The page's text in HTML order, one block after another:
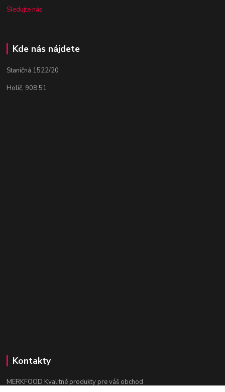
Sledujte nás
Kde nás nájdete
Staničná 1522/20
Holíč, 908 51
Kontakty
MERKFOOD Kvalitné produkty pre váš obchod